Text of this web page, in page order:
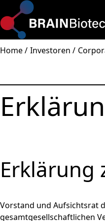
Home Investoren
Erklärung
Vorstand und Aufsichtsrat
gesamtgesellschaftlichen